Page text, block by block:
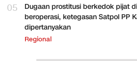
05
Dugaan prostitusi berkedok pijat
beroperasi, ketegasan Satpol PP
dipertanyakan
Regional